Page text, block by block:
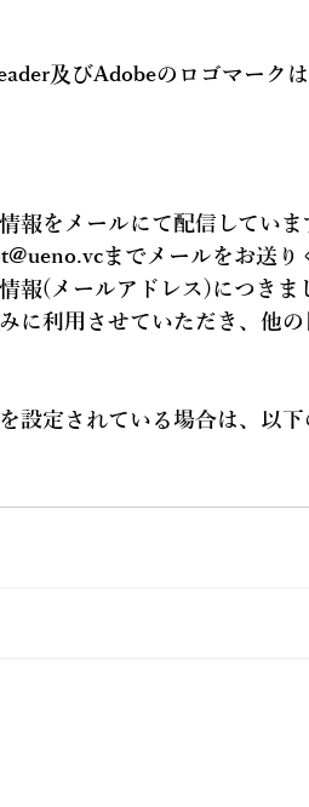
及びAdobeのロゴマーク
報を メールにて配信 してい
までメールをお送り
報(メールアドレス)につきま
に利用させていただき、他の
設定されている場合は、以